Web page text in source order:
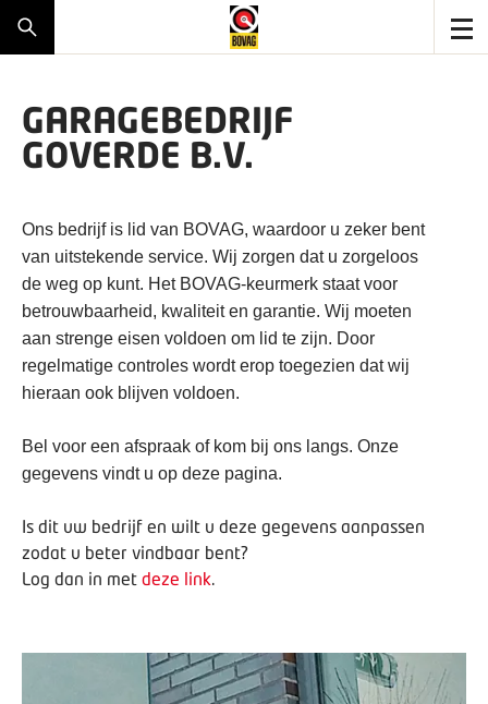
GARAGEBEDRIJF
GOVERDE B.V.
Ons bedrijf is lid van BOVAG, waardoor u zeker bent
van uitstekende service. Wij zorgen dat u zorgeloos
de weg op kunt. Het BOVAG-keurmerk staat voor
betrouwbaarheid, kwaliteit en garantie. Wij moeten
aan strenge eisen voldoen om lid te zijn. Door
regelmatige controles wordt erop toegezien dat wij
hieraan ook blijven voldoen.
Bel voor een afspraak of kom bij ons langs. Onze
gegevens vindt u op deze pagina.
Is dit uw bedrijf en wilt u deze gegevens aanpassen
zodat u beter vindbaar bent?
Log dan in met deze link.